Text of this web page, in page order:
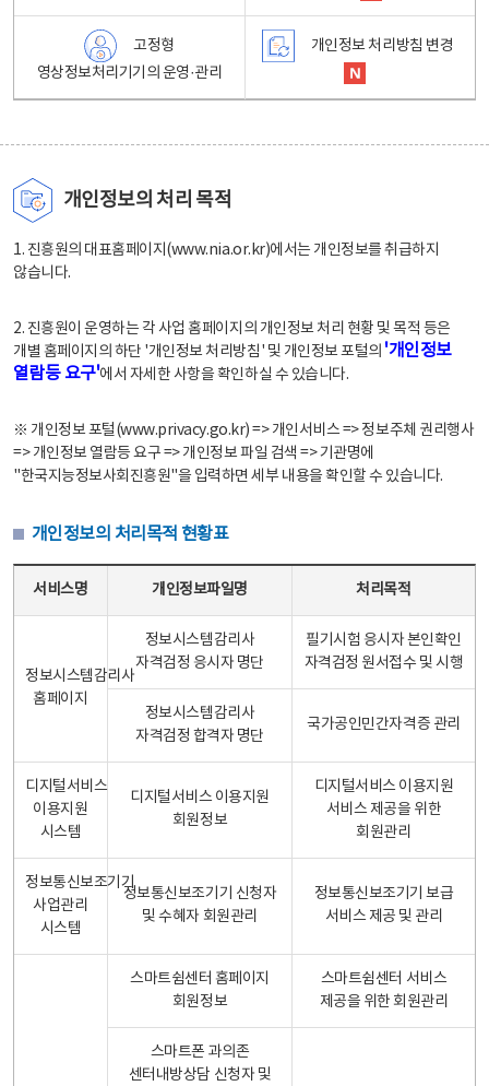
고정형
영상정보처리기기의 운영·관리
개인정보 처리방침 변경
개인정보의 처리 목적
1. 진흥원의 대표홈페이지(www.nia.or.kr)에서는 개인정보를 취급하지
않습니다.
2. 진흥원이 운영하는 각 사업 홈페이지의 개인정보 처리 현황 및 목적 등은
개별 홈페이지의 하단 '개인정보 처리방침' 및 개인정보 포털의 '개인정보
열람등 요구'에서 자세한 사항을 확인하실 수 있습니다.
※ 개인정보 포털(www.privacy.go.kr) => 개인서비스 => 정보주체 권리행사
=> 개인정보 열람등 요구 => 개인정보 파일 검색 => 기관명에
"한국지능정보사회진흥원"을 입력하면 세부 내용을 확인할 수 있습니다.
개인정보의 처리목적 현황표
서비스명 개인정보파일명 처리목적
정보시스템감리사
홈페이지
정보시스템감리사
자격검정 응시자 명단
필기시험 응시자 본인확인
자격검정 원서접수 및 시행
정보시스템감리사
자격검정 합격자 명단
국가공인민간자격증 관리
디지털서비스
이용지원
시스템
디지털서비스 이용지원
회원정보
디지털서비스 이용지원
서비스 제공을 위한
회원관리
정보통신보조기기
사업관리
시스템
정보통신보조기기 신청자
및 수혜자 회원관리
정보통신보조기기 보급
서비스 제공 및 관리
스마트쉼센터 홈페이지
회원정보
스마트쉼센터 서비스
제공을 위한 회원관리
스마트폰 과의존
센터내방상담 신청자 및